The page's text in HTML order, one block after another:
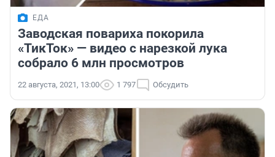
ЕДА
Заводская повариха покорила
«ТикТок» — видео с нарезкой лука
собрало 6 млн просмотров
22 августа, 2021, 13:00 1 797 Обсудить